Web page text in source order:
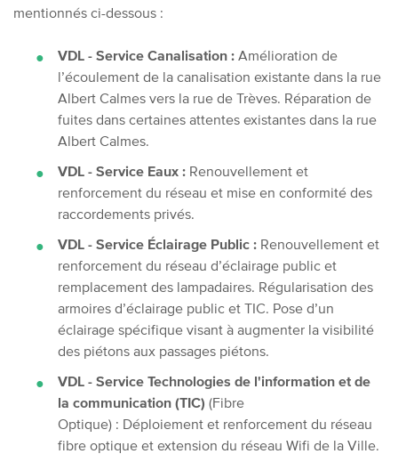
mentionnés ci-dessous :
VDL - Service Canalisation : Amélioration de
l’écoulement de la canalisation existante dans la rue
Albert Calmes vers la rue de Trèves. Réparation de
fuites dans certaines attentes existantes dans la rue
Albert Calmes.
VDL - Service Eaux : Renouvellement et
renforcement du réseau et mise en conformité des
raccordements privés.
VDL - Service Éclairage Public : Renouvellement et
renforcement du réseau d’éclairage public et
remplacement des lampadaires. Régularisation des
armoires d’éclairage public et TIC. Pose d’un
éclairage spécifique visant à augmenter la visibilité
des piétons aux passages piétons.
VDL - Service Technologies de l'information et de
la communication (TIC) (Fibre
Optique) : Déploiement et renforcement du réseau
fibre optique et extension du réseau Wifi de la Ville.